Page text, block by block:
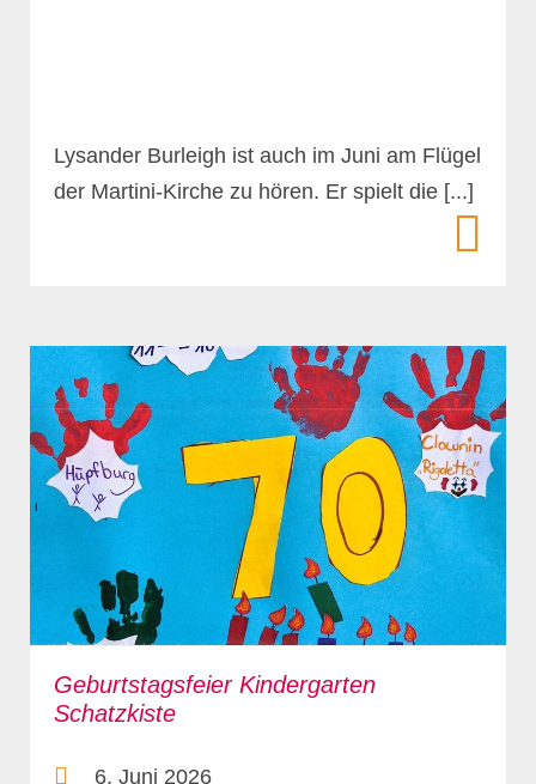
Lysander Burleigh ist auch im Juni am Flügel
der Martini-Kirche zu hören. Er spielt die [...]
Geburtstagsfeier Kindergarten
Schatzkiste
6. Juni 2026